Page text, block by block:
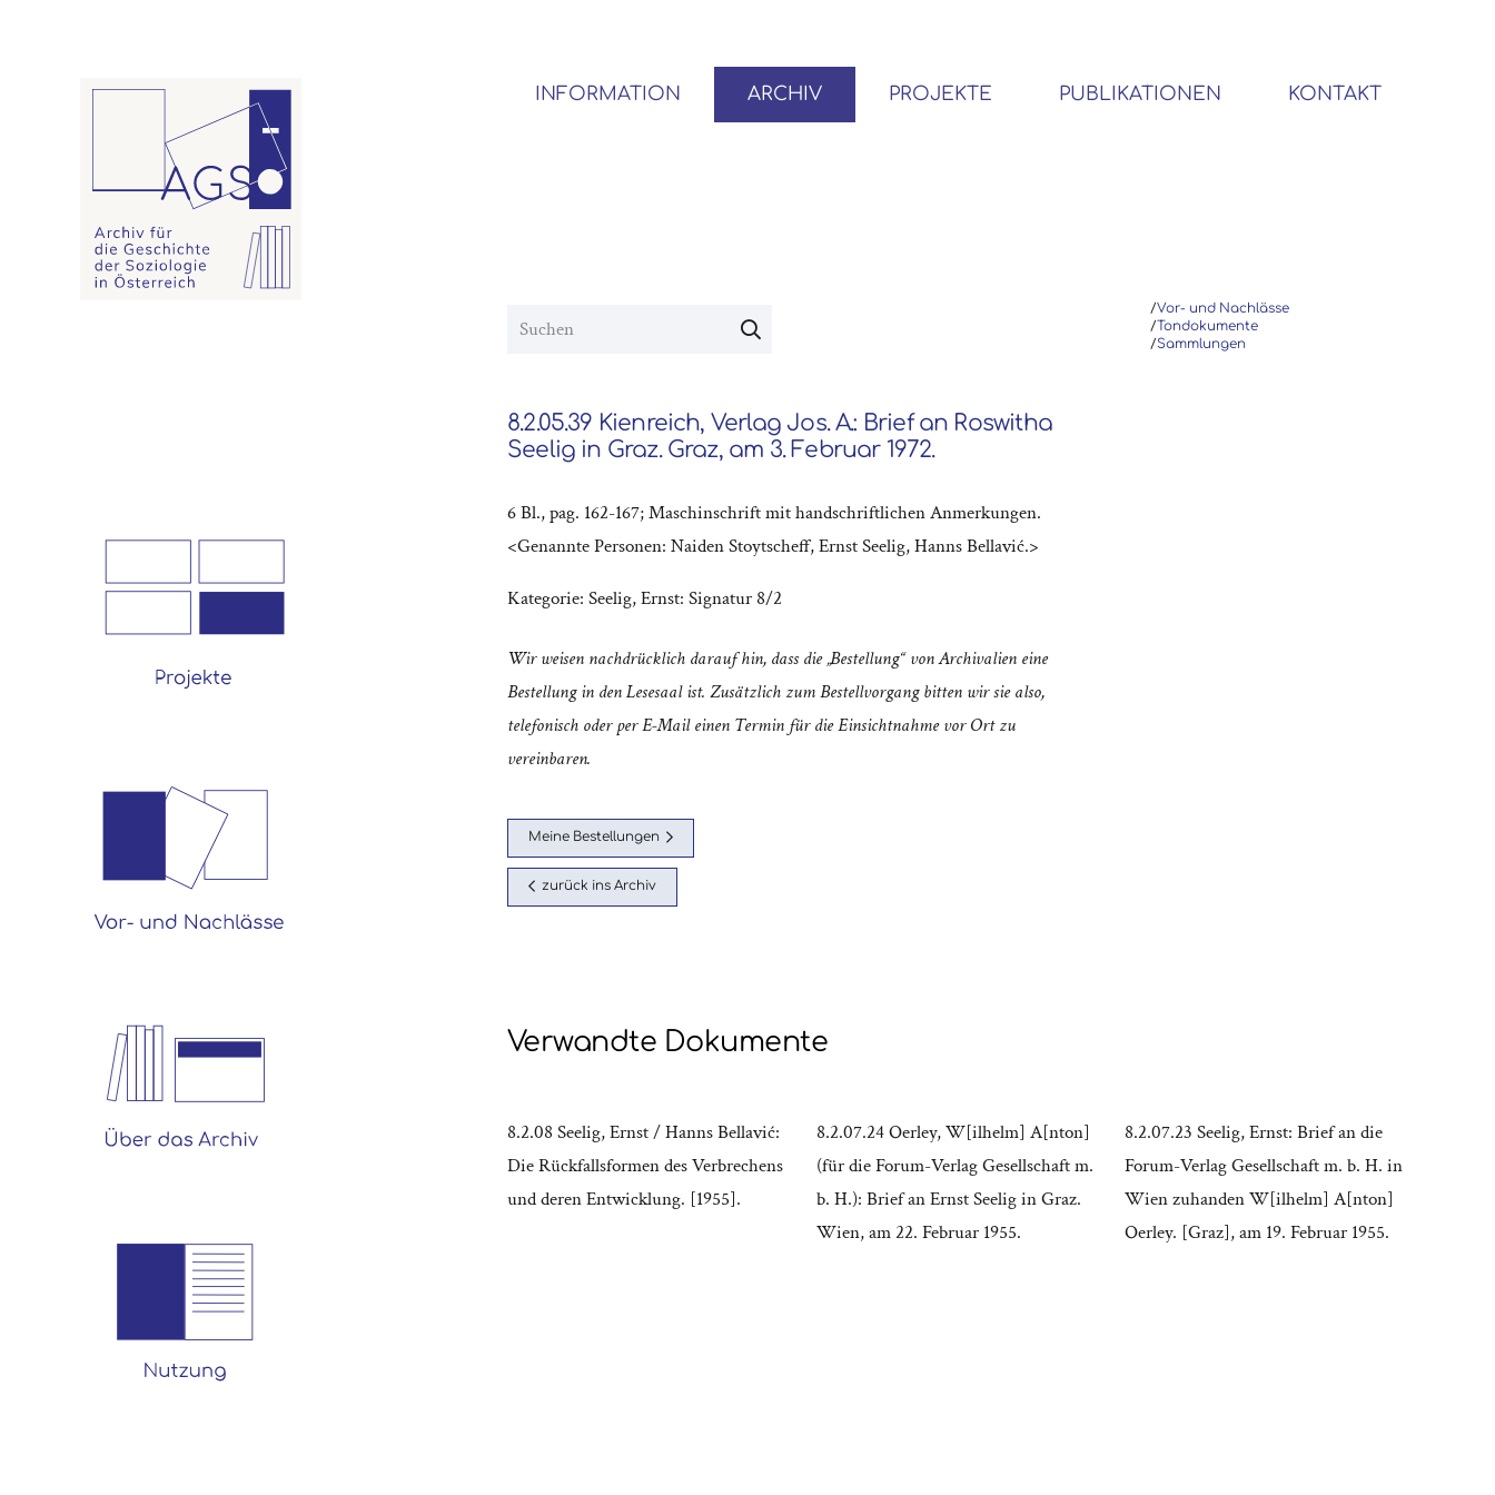
INFORMATION ARCHIV PROJEKTE PUBLIKATIONEN KONTAKT
/Vor- und Nachlässe
/Tondokumente
/Sammlungen
8.2.05.39 Kienreich, Verlag Jos. A.: Brief an Roswitha
Seelig in Graz. Graz, am 3. Februar 1972.
6 Bl., pag. 162-167; Maschinschrift mit handschriftlichen Anmerkungen.
<Genannte Personen: Naiden Stoytscheff, Ernst Seelig, Hanns Bellavić.>
Kategorie: Seelig, Ernst: Signatur 8/2
Wir weisen nachdrücklich darauf hin, dass die „Bestellung“ von Archivalien eine
Bestellung in den Lesesaal ist. Zusätzlich zum Bestellvorgang bitten wir sie also,
telefonisch oder per E-Mail einen Termin für die Einsichtnahme vor Ort zu
vereinbaren.
Meine Bestellungen
zurück ins Archiv
Verwandte Dokumente
8.2.08 Seelig, Ernst / Hanns Bellavić:
Die Rückfallsformen des Verbrechens
und deren Entwicklung. [1955].
8.2.07.24 Oerley, W[ilhelm] A[nton]
(für die Forum-Verlag Gesellschaft m.
b. H.): Brief an Ernst Seelig in Graz.
Wien, am 22. Februar 1955.
8.2.07.23 Seelig, Ernst: Brief an die
Forum-Verlag Gesellschaft m. b. H. in
Wien zuhanden W[ilhelm] A[nton]
Oerley. [Graz], am 19. Februar 1955.